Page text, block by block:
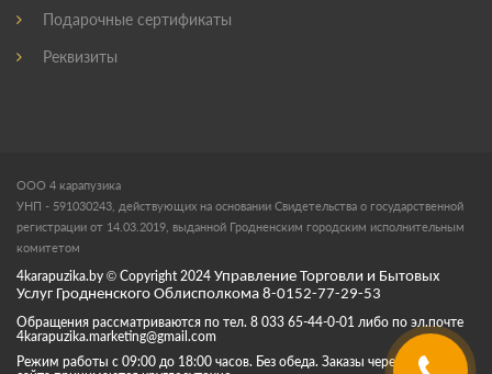
Подарочные сертификаты
Реквизиты
ООО 4 карапузика
УНП - 591030243, действующих на основании Свидетельства о государственной
регистрации от 14.03.2019, выданной Гродненским городским исполнительным
комитетом
4karapuzika.by © Copyright 2024 Управление Торговли и Бытовых
Услуг Гродненского Облисполкома 8-0152-77-29-53
Обращения рассматриваются по тел. 8 033 65-44-0-01 либо по эл.почте
4karapuzika.marketing@gmail.com
Режим работы с 09:00 до 18:00 часов. Без обеда. Заказы через корзину